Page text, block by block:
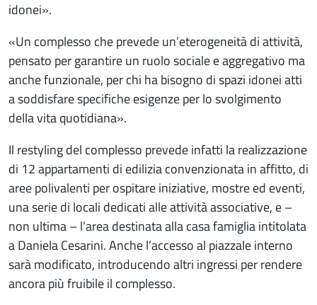
idonei».
«Un complesso che prevede un’eterogeneità di attività,
pensato per garantire un ruolo sociale e aggregativo ma
anche funzionale, per chi ha bisogno di spazi idonei atti
a soddisfare specifiche esigenze per lo svolgimento
della vita quotidiana».
Il restyling del complesso prevede infatti la realizzazione
di 12 appartamenti di edilizia convenzionata in affitto, di
aree polivalenti per ospitare iniziative, mostre ed eventi,
una serie di locali dedicati alle attività associative, e –
non ultima – l’area destinata alla casa famiglia intitolata
a Daniela Cesarini. Anche l’accesso al piazzale interno
sarà modificato, introducendo altri ingressi per rendere
ancora più fruibile il complesso.